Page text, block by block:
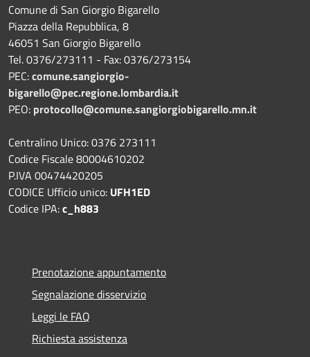
Comune di San Giorgio Bigarello
Piazza della Repubblica, 8
46051 San Giorgio Bigarello
Tel. 0376/273111 - Fax: 0376/273154
PEC:comune.sangiorgio-
bigarello@pec.regione.lombardia.it
PEO: protocollo@comune.sangiorgiobigarello.mn.it
Centralino Unico: 0376 273111
Codice Fiscale 80004610202
P.IVA 00474420205
CODICE Ufficio unico: UFH1ED
Codice IPA:c_h883
Prenotazione appuntamento
Segnalazione disservizio
Leggi le FAQ
Richiesta assistenza